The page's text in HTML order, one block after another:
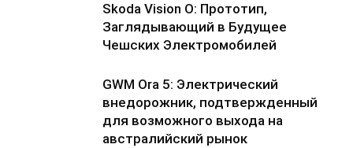
Skoda Vision O: Прототип,
Заглядывающий в Будущее
Чешских Электромобилей
GWM Ora 5: Электрический
внедорожник, подтвержденный
для возможного выхода на
австралийский рынок